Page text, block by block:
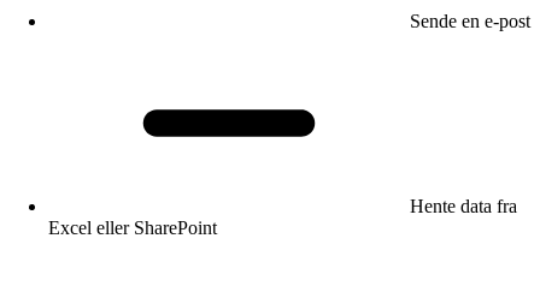
Sende en e-post
Hente data fra
Excel eller SharePoint